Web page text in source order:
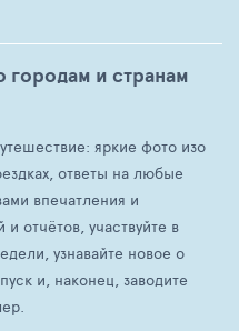
городам и странам
яркие фото изо
ответы на любые
впечатления и
отчётов, участвуйте в
узнавайте новое о
и, наконец, заводите